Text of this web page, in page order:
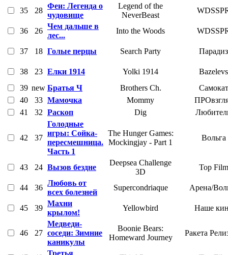
35 28
Феи: Легенда о
чудовище
Legend of the
NeverBeast
36 26
Чем дальше в
лес...
Into the Woods
37 18 Голые перцы Search Party Парадиз
38 23 Елки 1914 Yolki 1914
Bazelevs
39 new Братья Ч Brothers Ch.
Самокат
40
33 Мамочка Mommy
41
32 Раскоп Dig
42 37
Голодные
игры: Сойка-
пересмешница.
Часть 1
The Hunger Games:
Mockingjay - Part 1
Вольга
43 24 Вызов бездне
Deepsea Challenge
3D
Top Film
44 36
Любовь от
всех болезней
Supercondriaque Арена/
45 39
Махни
крылом!
Yellowbird Наше
46 27
Медведи-
соседи: Зимние
каникулы
Boonie Bears:
Homeward Journey
Ракета
Третья